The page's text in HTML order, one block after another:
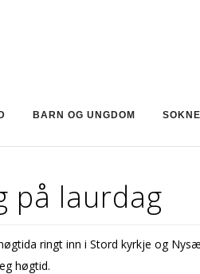
BARN OG UNGDOM
på laurdag
ringt inn i Stord kyrkje og
høgtid.